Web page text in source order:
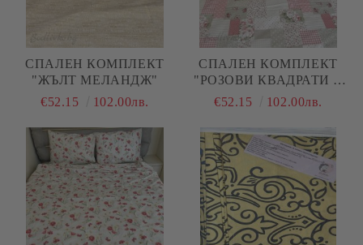
СПАЛЕН КОМПЛЕКТ
"ЖЪЛТ МЕЛАНДЖ"
€52.15
102.00лв.
СПАЛЕН КОМПЛЕКТ
"РОЗОВИ КВАДРАТИ С
ЦВЕТЯ"
€52.15 102.00лв.